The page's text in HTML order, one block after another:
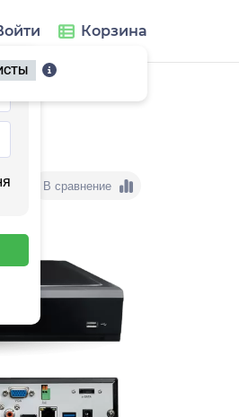
Корзина
В сравнение